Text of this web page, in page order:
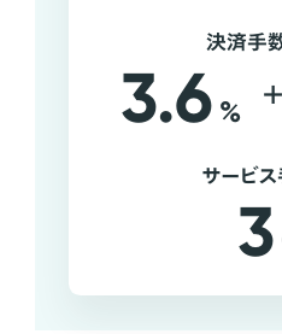
決済手
3.6 % +
サービ
3